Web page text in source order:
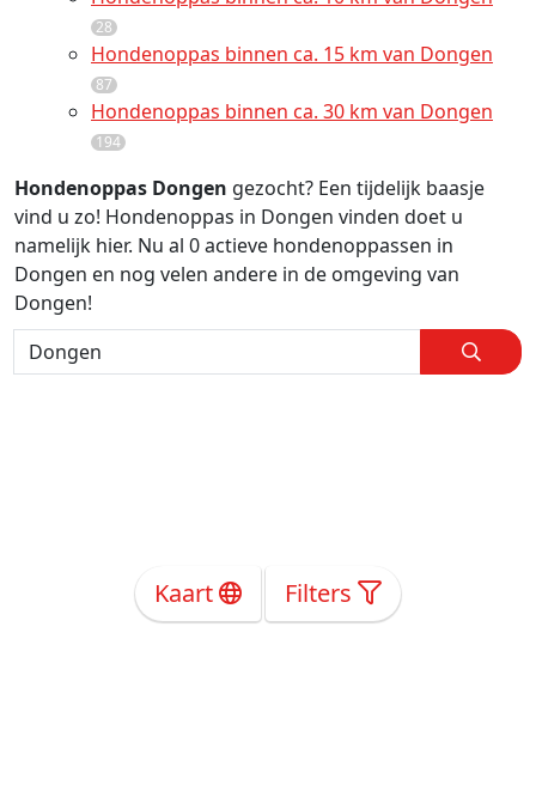
28
Hondenoppas binnen ca. 15 km van Dongen
87
Hondenoppas binnen ca. 30 km van Dongen
194
Hondenoppas Dongen gezocht? Een tijdelijk baasje
vind u zo! Hondenoppas in Dongen vinden doet u
namelijk hier. Nu al 0 actieve hondenoppassen in
Dongen en nog velen andere in de omgeving van
Dongen!
Kaart Filters